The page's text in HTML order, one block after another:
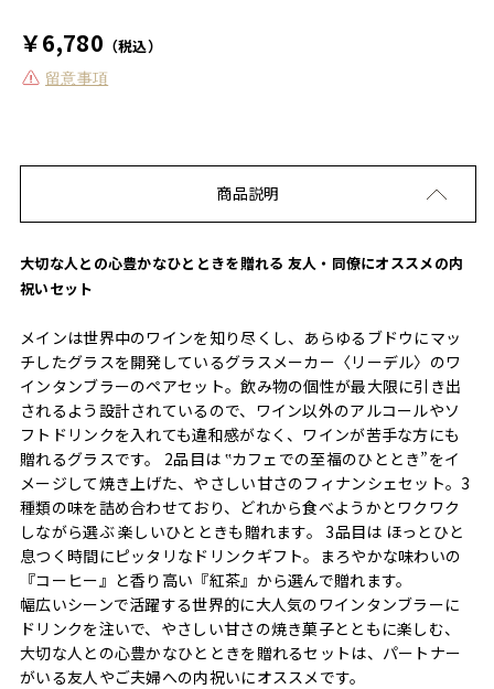
￥6,780 （税込）
留意事項
商品説明
大切な人との心豊かなひとときを贈れる 友人・同僚にオススメの内
祝いセット
メインは世界中のワインを知り尽くし、あらゆるブドウにマッ
チしたグラスを開発しているグラスメーカー〈リーデル〉のワ
インタンブラーのペアセット。飲み物の個性が最大限に引き出
されるよう設計されているので、ワイン以外のアルコールやソ
フトドリンクを入れても違和感がなく、ワインが苦手な方にも
贈れるグラスです。 2品目は ‟カフェでの至福のひととき”をイ
メージして焼き上げた、やさしい甘さのフィナンシェセット。3
種類の味を詰め合わせており、どれから食べようかとワクワク
しながら選ぶ 楽しいひとときも贈れます。 3品目は ほっとひと
息つく時間にピッタリなドリンクギフト。まろやかな味わいの
『コーヒー』と香り高い『紅茶』から選んで贈れます。
幅広いシーンで活躍する世界的に大人気のワインタンブラーに
ドリンクを注いで、やさしい甘さの焼き菓子とともに楽しむ、
大切な人との心豊かなひとときを贈れるセットは、パートナー
がいる友人やご夫婦への内祝いにオススメです。